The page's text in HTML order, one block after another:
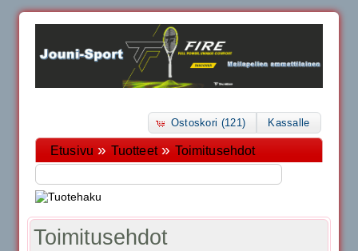
Ostoskori (121) Kassalle
Etusivu » Tuotteet» Toimitusehdot
Toimitusehdot